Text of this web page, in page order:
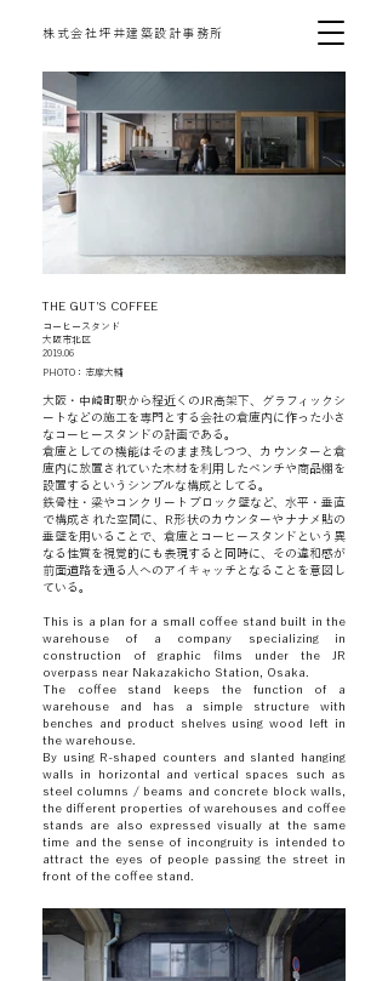
​株式会社坪井建築設計事務所
THE GUT'S COFFEE
コーヒースタンド
大阪市北区
2019.06
PHOTO：志摩大輔
大阪・中崎町駅から程近くのJR高架下、グラフィックシ
ートなどの施工を専門とする会社の倉庫内に作った小さ
なコーヒースタンドの計画である。
倉庫としての機能はそのまま残しつつ、カウンターと倉
庫内に放置されていた木材を利用したベンチや商品棚を
設置するというシンプルな構成としてる。
鉄骨柱・梁やコンクリートブロック壁など、水平・垂直
で構成された空間に、R形状のカウンターやナナメ貼の
垂壁を用いることで、倉庫とコーヒースタンドという異
なる性質を視覚的にも表現すると同時に、その違和感が
前面道路を通る人へのアイキャッチとなることを意図し
ている。
This is a plan for a small coffee stand built in the
warehouse of a company specializing in
construction of graphic films under the JR
overpass near Nakazakicho Station, Osaka.
The coffee stand keeps the function of a
warehouse and has a simple structure with
benches and product shelves using wood left in
the warehouse.
By using R-shaped counters and slanted hanging
walls in horizontal and vertical spaces such as
steel columns / beams and concrete block walls,
the different properties of warehouses and coffee
stands are also expressed visually at the same
time and the sense of incongruity is intended to
attract the eyes of people passing the street in
front of the coffee stand.